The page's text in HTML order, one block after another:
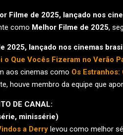
Filme de 2025, lançado nos
como Melhor Filme de 2025,
2025, lançado nos cinemas
o Que Vocês Fizeram no Verão
aos cinemas como Os Estranhos:
houve membro da equipe que
DE CANAL:
minissérie)
a Derry levou como melhor